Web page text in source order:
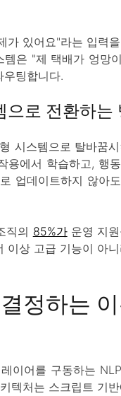
있어요"라는 입력
은 "제 택배가 엉망
팅합니다.
으로 전환하는
시스템으로 탈바꿈
용에서 학습하고, 행
업데이트하지 않아
직의 85%가운영 지원
상 고급 기능이 아
정하는
이어를 구동하는
텍처는 스크립트 기